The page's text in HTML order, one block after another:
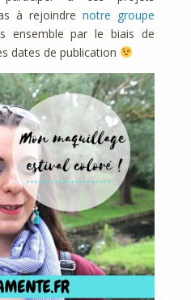
à rejoindre notre groupe
ensemble par le biais de
dates de publication